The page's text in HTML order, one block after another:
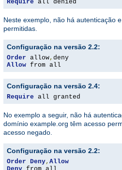
Require all denied
Neste exemplo, não há autenticação
permitidas.
Configuração na versão 2.2:
Order allow,
Allow from all
Configuração na versão 2.4:
Require all granted
No exemplo a seguir, não há
domínio example.org têm acesso
acesso negado.
Configuração na versão 2.2:
Order Deny, Allow